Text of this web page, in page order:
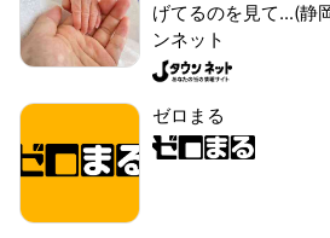
げてるのを見て...(静
ンネット
ゼロまる